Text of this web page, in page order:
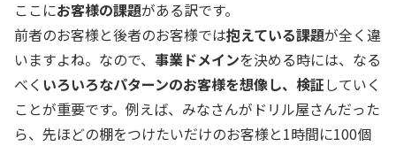
ここにお客様の課題がある訳です。
前者のお客様と後者のお客様では抱えている課題が全く違
いますよね。なので、 事業ドメインを決める時には、なる
べく いろいろなパターンのお客様を想像し、検証していく
ことが重要です。例えば、みなさんがドリル屋さんだった
ら、先ほどの棚をつけたいだけのお客様と1時間に100個